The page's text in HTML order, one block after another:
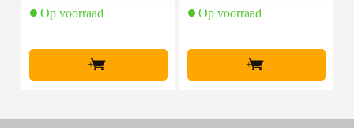
Op voorraad
+
Op voorraad
+